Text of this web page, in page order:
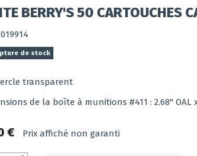
BERRY'S 50 CARTOUCHES
019914
de stock
transparent
de la boîte à munitions #411 : 2.68" OAL
€ Prix affiché non garanti